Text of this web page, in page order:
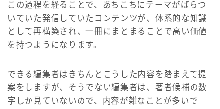
この過程を経ることで、あちこちにテーマがばらつ
いていた発信していたコンテンツが、体系的な知識
として再構築され、一冊にまとまることで高い価値
を持つようになります。
できる編集者はきちんとこうした内容を踏まえて提
案をしますが、そうでない編集者は、著者候補の数
字しか見ていないので、内容が雑なことが多いで